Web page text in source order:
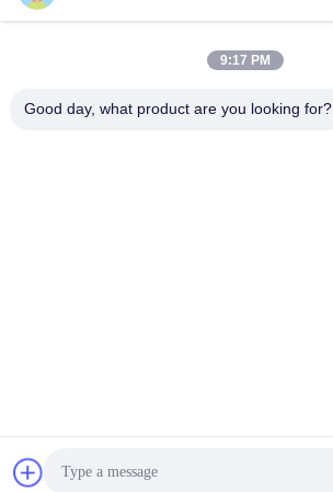
9:17 PM
Good day, what product are you looking for?